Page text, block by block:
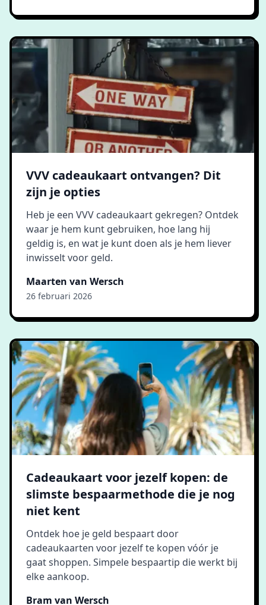
VVV cadeaukaart ontvangen? Dit
zijn je opties
Heb je een VVV cadeaukaart gekregen? Ontdek
waar je hem kunt gebruiken, hoe lang hij
geldig is, en wat je kunt doen als je hem liever
inwisselt voor geld.
Maarten van Wersch
26 februari 2026
Cadeaukaart voor jezelf kopen: de
slimste bespaarmethode die je nog
niet kent
Ontdek hoe je geld bespaart door
cadeaukaarten voor jezelf te kopen vóór je
gaat shoppen. Simpele bespaartip die werkt bij
elke aankoop.
Bram van Wersch